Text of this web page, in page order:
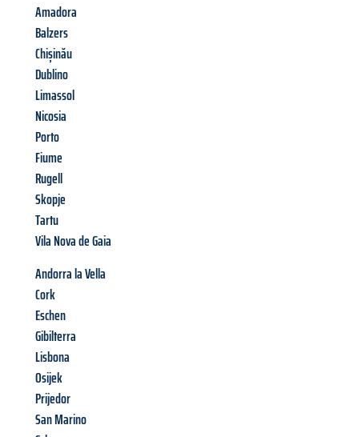
Amadora
Balzers
Chișinău
Dublino
Limassol
Nicosia
Porto
Fiume
Rugell
Skopje
Tartu
Vila Nova de Gaia
Andorra la Vella
Cork
Eschen
Gibilterra
Lisbona
Osijek
Prijedor
San Marino